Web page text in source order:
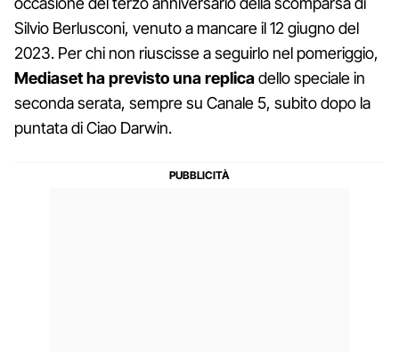
Silvio Berlusconi, venuto a mancare il 12 giugno del
2023. Per chi non riuscisse a seguirlo nel pomeriggio,
Mediaset ha previsto una replicadello speciale in
seconda serata, sempre su Canale 5, subito dopo la
puntata di Ciao Darwin.